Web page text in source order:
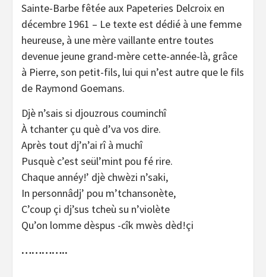
Sainte-Barbe fêtée aux Papeteries Delcroix en
décembre 1961 – Le texte est dédié à une femme
heureuse, à une mère vaillante entre toutes
devenue jeune grand-mère cette-année-là, grâce
à Pierre, son petit-fils, lui qui n’est autre que le fils
de Raymond Goemans.
Djè n’sais si djouzrous couminchî
À tchanter çu què d’va vos dire.
Après tout dj’n’ai rî à muchî
Pusquè c’est seül’mint pou fé rire.
Chaque annéy!’ djè chwèzi n’saki,
In personnâdj’ pou m’tchansonète,
C’coup çi dj’sus tcheù su n’violète
Qu’on lomme dèspus -cîk mwès dèd!çi
…………..